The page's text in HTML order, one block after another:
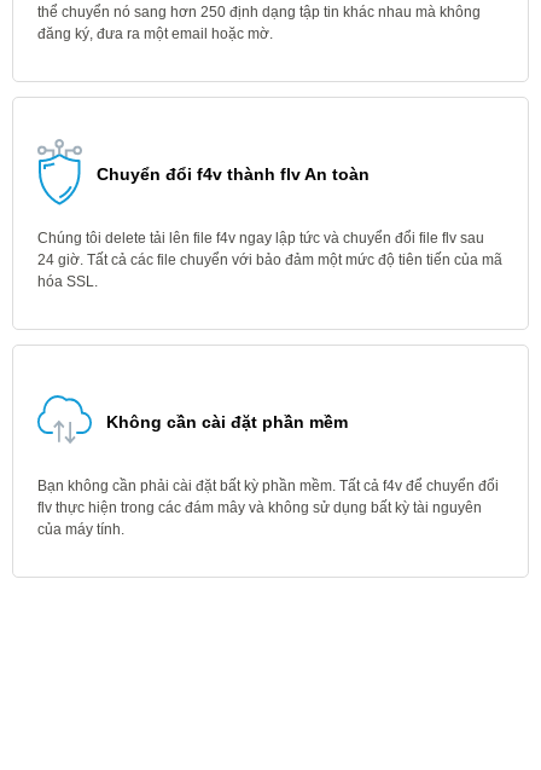
thể chuyển nó sang hơn 250 định dạng tập tin khác nhau mà không
đăng ký, đưa ra một email hoặc mờ.
Chuyển đổi f4v thành flv An toàn
Chúng tôi delete tải lên file f4v ngay lập tức và chuyển đổi file flv sau
24 giờ. Tất cả các file chuyển với bảo đảm một mức độ tiên tiến của mã
hóa SSL.
Không cần cài đặt phần mềm
Bạn không cần phải cài đặt bất kỳ phần mềm. Tất cả f4v để chuyển đổi
flv thực hiện trong các đám mây và không sử dụng bất kỳ tài nguyên
của máy tính.